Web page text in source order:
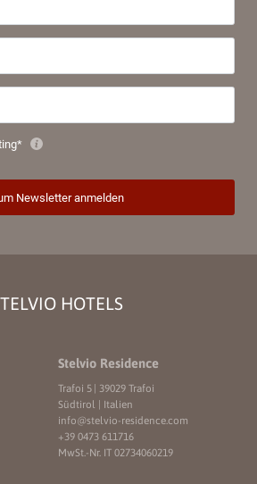
HOTELS
Stelvio Residence
Trafoi 5 | 39029 Trafoi
Südtirol | Italien
info@stelvio-residence.com
+39 0473 611716
MwSt.-Nr. IT 02734060219